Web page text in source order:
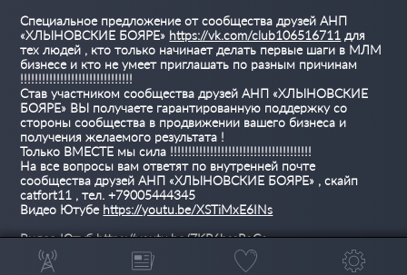
Специальное предложение от сообщества друзей АНП
«ХЛЫНОВСКИЕ БОЯРЕ» https://vk.com/club106516711 для
тех людей , кто только начинает делать первые шаги в МЛМ
бизнесе и кто не умеет приглашать по разным причинам
!!!!!!!!!!!!!!!!!!!!!!!!!!!!!!!
Став участником сообщества друзей АНП «ХЛЫНОВСКИЕ
БОЯРЕ» ВЫ получаете гарантированную поддержку со
стороны сообщества в продвижении вашего бизнеса и
получения желаемого результата !
Только ВМЕСТЕ мы сила !!!!!!!!!!!!!!!!!!!!!!!!!!!!!!!!!!!!!!!
На все вопросы вам ответят по внутренней почте
сообщества друзей АНП «ХЛЫНОВСКИЕ БОЯРЕ» , скайп
catfort11 , тел. +79005444345
Видео Ютубе https://youtu.be/XSTiMxE6INs
Видео Ютубhttps://youtu.be/ZKP6bssPoCc